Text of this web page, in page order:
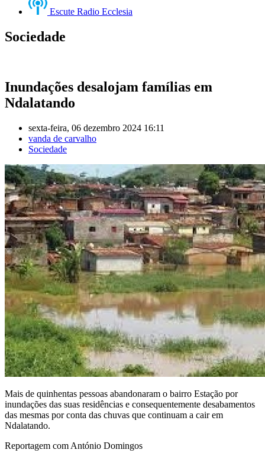
Escute Radio Ecclesia
Sociedade
Inundações desalojam famílias em
Ndalatando
sexta-feira, 06 dezembro 2024 16:11
vanda de carvalho
Sociedade
Mais de quinhentas pessoas abandonaram o bairro Estação por
inundações das suas residências e consequentemente desabamentos
das mesmas por conta das chuvas que continuam a cair em
Ndalatando.
Reportagem com António Domingos